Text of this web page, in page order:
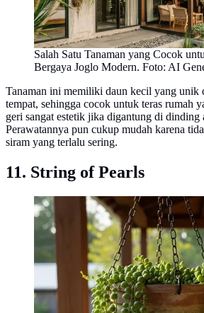
Salah Satu Tanaman yang Cocok
Bergaya Joglo Modern. Foto: AI
Tanaman ini memiliki daun kecil yang unik
tempat, sehingga cocok untuk teras rumah
geri sangat estetik jika digantung di dinding
Perawatannya pun cukup mudah karena
siram yang terlalu sering.
11. String of Pearls